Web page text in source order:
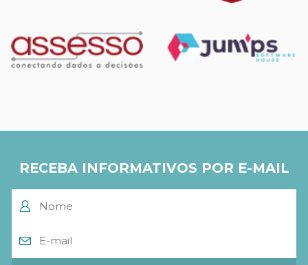
RECEBA INFORMATIVOS POR E-MAIL